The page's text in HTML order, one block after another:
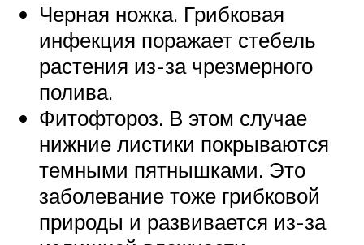
Черная ножка. Грибковая
инфекция поражает стебель
растения из-за чрезмерного
полива.
Фитофтороз. В этом случае
нижние листики покрываются
темными пятнышками. Это
заболевание тоже грибковой
природы и развивается из-за